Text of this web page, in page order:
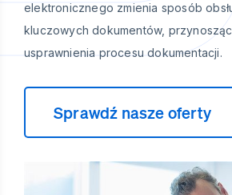
elektronicznego zmienia sposób
kluczowych dokumentów,
usprawnienia procesu dokumentacji.
Sprawdź nasze oferty